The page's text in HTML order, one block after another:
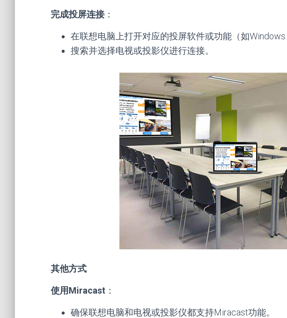
完成投屏连接：
在联想电脑上打开对应的投屏软件或功能（如Windows
搜索并选择电视或投影仪进行连接。
其他方式
使用Miracast ：
确保联想电脑和电视或投影仪都支持Miracast功能。